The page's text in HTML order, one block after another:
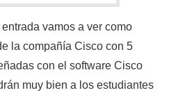
vamos a ver como
la compañía Cisco con 5
con el software Cisco
muy bien a los estudiantes